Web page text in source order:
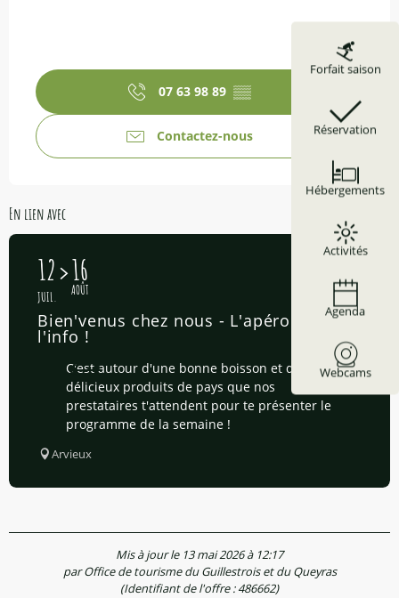
Forfait saison
Réservation
Hébergements
Activités
Agenda
Webcams
07 63 98 89 ▒▒
Contactez-nous
En lien avec
12
JUIL.
16
AOÛT
Bien'venus chez nous - L'apéro de
l'info !
C'est autour d'une bonne boisson et de
délicieux produits de pays que nos
prestataires t'attendent pour te présenter le
programme de la semaine !
Arvieux
Mis à jour le 13 mai 2026 à 12:17
par Office de tourisme du Guillestrois et du Queyras
(Identifiant de l'offre :486662)